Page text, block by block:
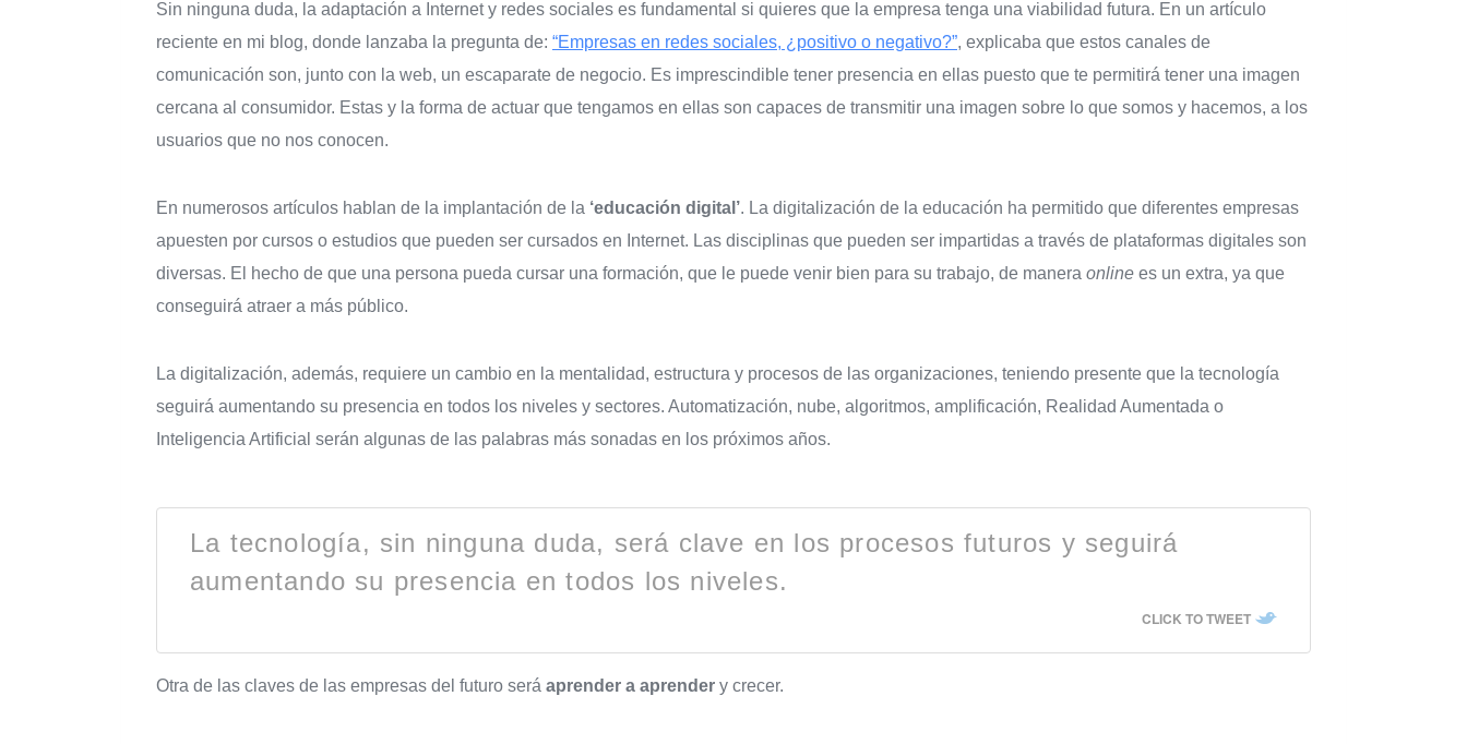
Sin ninguna duda, la adaptación a Internet y redes sociales es fundamental si quieres que la empresa tenga una viabilidad futura. En un artículo
reciente en mi blog, donde lanzaba la pregunta de: “Empresas en redes sociales, ¿positivo o negativo?”, explicaba que estos canales de
comunicación son, junto con la web, un escaparate de negocio. Es imprescindible tener presencia en ellas puesto que te permitirá tener una imagen
cercana al consumidor. Estas y la forma de actuar que tengamos en ellas son capaces de transmitir una imagen sobre lo que somos y hacemos, a los
usuarios que no nos conocen.
En numerosos artículos hablan de la implantación de la ‘educación digital’. La digitalización de la educación ha permitido que diferentes empresas
apuesten por cursos o estudios que pueden ser cursados en Internet. Las disciplinas que pueden ser impartidas a través de plataformas digitales son
diversas. El hecho de que una persona pueda cursar una formación, que le puede venir bien para su trabajo, de manera online es un extra, ya que
conseguirá atraer a más público.
La digitalización, además, requiere un cambio en la mentalidad, estructura y procesos de las organizaciones, teniendo presente que la tecnología
seguirá aumentando su presencia en todos los niveles y sectores. Automatización, nube, algoritmos, amplificación, Realidad Aumentada o
Inteligencia Artificial serán algunas de las palabras más sonadas en los próximos años.
La tecnología, sin ninguna duda, será clave en los procesos futuros y seguirá
aumentando su presencia en todos los niveles.
CLICK TO TWEET
Otra de las claves de las empresas del futuro será aprender a aprender y crecer.